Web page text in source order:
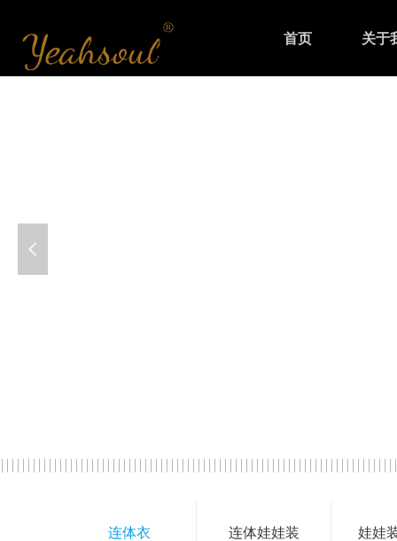
首页 关于
连体衣 连体娃娃装 娃娃
넳